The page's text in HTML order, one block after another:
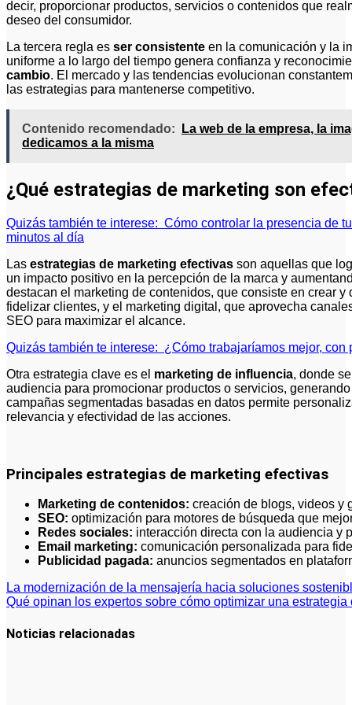
decir, proporcionar productos, servicios o contenidos que
deseo del consumidor.
La tercera regla es ser consistente en la comunicación y la
uniforme a lo largo del tiempo genera confianza y
cambio. El mercado y las tendencias evolucionan
las estrategias para mantenerse competitivo.
Contenido recomendado:
La web de la empresa, la
dedicamos a la misma
¿Qué estrategias de marketing son
Quizás también te interese: Cómo controlar la presencia de
minutos al día
Las estrategias de marketing efectivas son aquellas que
un impacto positivo en la percepción de la marca y
destacan el marketing de contenidos, que consiste en crear
fidelizar clientes, y el marketing digital, que aprovecha
SEO para maximizar el alcance.
Quizás también te interese: ¿Cómo trabajaríamos mejor,
Otra estrategia clave es el marketing de influencia, donde
audiencia para promocionar productos o servicios,
campañas segmentadas basadas en datos permite
relevancia y efectividad de las acciones.
Principales estrategias de marketing efectivas
Marketing de contenidos: creación de blogs, videos y
SEO: optimización para motores de búsqueda que
Redes sociales: interacción directa con la audiencia y
Email marketing: comunicación personalizada para
Publicidad pagada: anuncios segmentados en
Navegación
de
entradas
La modernización de la mensajería hacia soluciones
Qué opinan los expertos sobre cómo optimizar una
Noticias relacionadas